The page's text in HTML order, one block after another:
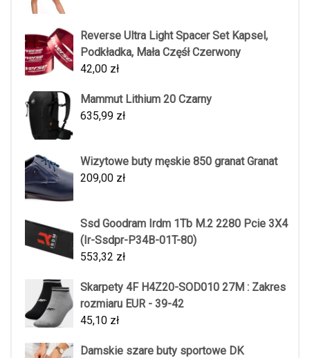
Reverse Ultra Light Spacer Set Kapsel,
Podkładka, Mała Częśł Czerwony
42,00 zł
Mammut Lithium 20 Czarny
635,99 zł
Wizytowe buty męskie 850 granat Granat
209,00 zł
Ssd Goodram Irdm 1Tb M.2 2280 Pcie 3X4
(Ir-Ssdpr-P34B-01T-80)
553,32 zł
Skarpety 4F H4Z20-SOD010 27M : Zakres
rozmiaru EUR - 39-42
45,10 zł
Damskie szare buty sportowe DK